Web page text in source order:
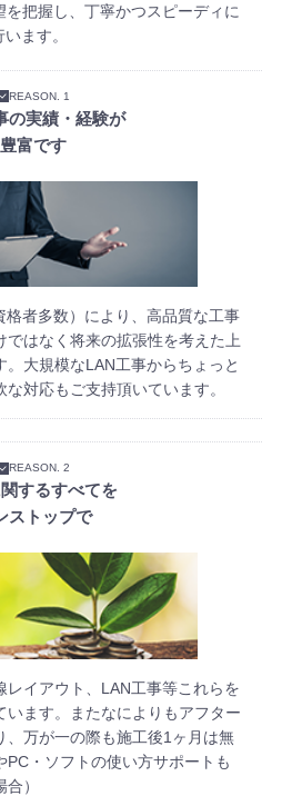
把握し、丁寧かつスピーディに
ます。
REASON. 1
の実績・経験が
豊富です
格者多数）により、高品質な工事
ではなく将来の拡張性を考えた上
大規模なLAN工事からちょっと
対応もご支持頂いています。
REASON. 2
するすべてを
ストップで
レイアウト、LAN工事等これらを
います。またなによりもアフター
、万が一の際も施工後1ヶ月は無
・ソフトの使い方サポートも
）